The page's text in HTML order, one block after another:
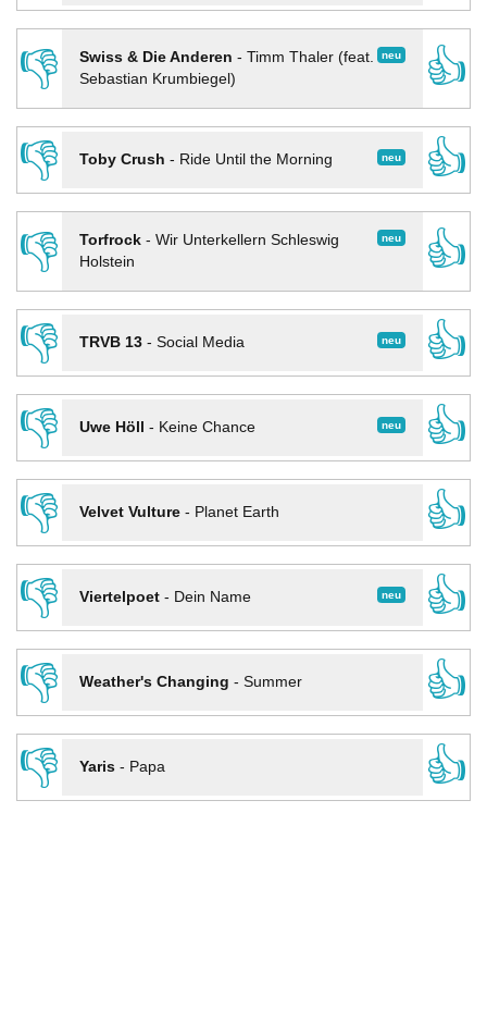
👎
neu
Swiss & Die Anderen - Timm Thaler (feat.
Sebastian Krumbiegel)
👍
👎
neu
Toby Crush - Ride Until the Morning
👍
👎
neu
Torfrock- Wir Unterkellern Schleswig
Holstein
👍
👎
neu
TRVB 13- Social Media
👍
👎
neu
Uwe Höll - Keine Chance
👍
👎
Velvet Vulture- Planet Earth
👍
👎
neu
Viertelpoet- Dein Name
👍
👎
Weather's Changing - Summer
👍
👎
Yaris- Papa 👍